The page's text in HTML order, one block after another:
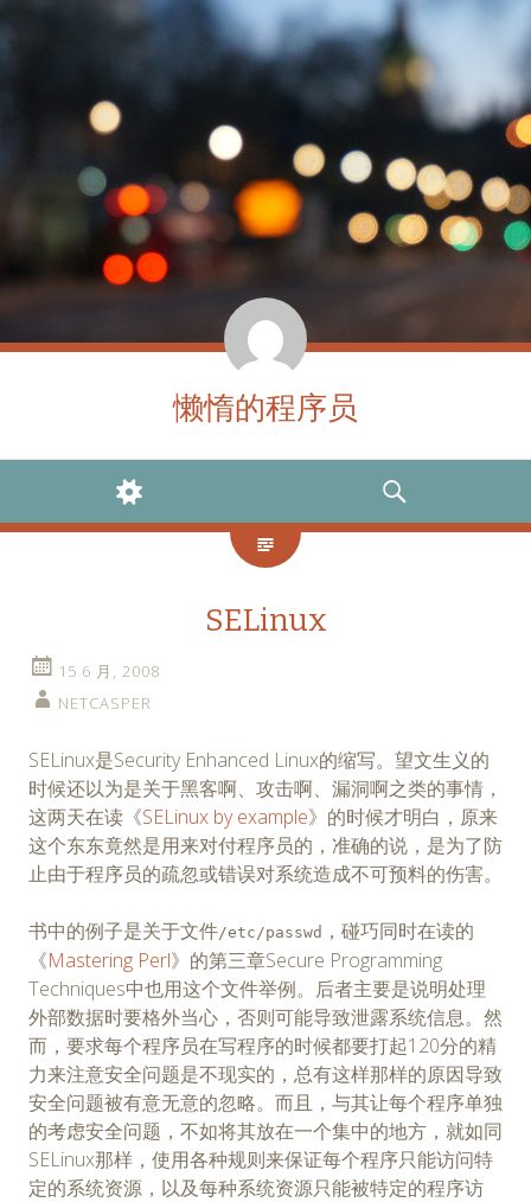
懒惰的程序员
WIDGETS
SEARCH
SELinux
15 6 月, 2008
NETCASPER
SELinux是Security Enhanced Linux的缩写。望文生义的
时候还以为是关于黑客啊、攻击啊、漏洞啊之类的事情，
这两天在读《SELinux by example》的时候才明白，原来
这个东东竟然是用来对付程序员的，准确的说，是为了防
止由于程序员的疏忽或错误对系统造成不可预料的伤害。
书中的例子是关于文件/etc/passwd ，碰巧同时在读的
《Mastering Perl》的第三章Secure Programming
Techniques中也用这个文件举例。后者主要是说明处理
外部数据时要格外当心，否则可能导致泄露系统信息。然
而，要求每个程序员在写程序的时候都要打起120分的精
力来注意安全问题是不现实的，总有这样那样的原因导致
安全问题被有意无意的忽略。而且，与其让每个程序单独
的考虑安全问题，不如将其放在一个集中的地方，就如同
SELinux那样，使用各种规则来保证每个程序只能访问特
定的系统资源，以及每种系统资源只能被特定的程序访